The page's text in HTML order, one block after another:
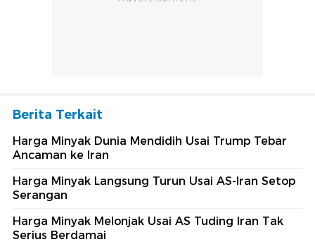
Berita Terkait
Harga Minyak Dunia Mendidih Usai Trump Tebar
Ancaman ke Iran
Harga Minyak Langsung Turun Usai AS-Iran Setop
Serangan
Harga Minyak Melonjak Usai AS Tuding Iran Tak
Serius Berdamai